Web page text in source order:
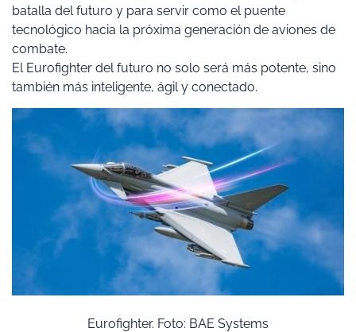
batalla del futuro y para servir como el puente
tecnológico hacia la próxima generación de aviones de
combate.
El Eurofighter del futuro no solo será más potente, sino
también más inteligente, ágil y conectado.
Eurofighter. Foto: BAE Systems